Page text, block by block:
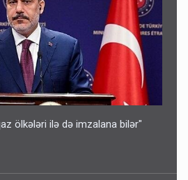
ölkələri ilə də imzalana bilər"